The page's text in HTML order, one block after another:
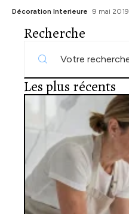
Décoration Interieure 9 mai 2019
Recherche
Les plus récents